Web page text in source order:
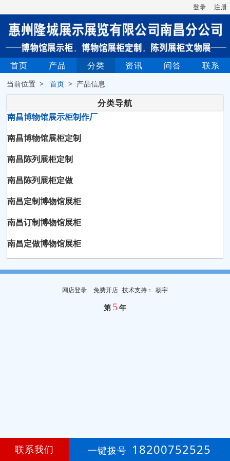
登录 注册
首页 产品 分类 资讯 问答 联系
当前位置 >首页 > 产品信息
分类导航
南昌博物馆展示柜制作厂
南昌博物馆展柜定制
南昌陈列展柜定制
南昌陈列展柜定做
南昌定制博物馆展柜
南昌订制博物馆展柜
南昌定做博物馆展柜
网店登录 免费开店 技术支持 ： 杨宇
第 5年
联系我们 一键拨号 18200752525